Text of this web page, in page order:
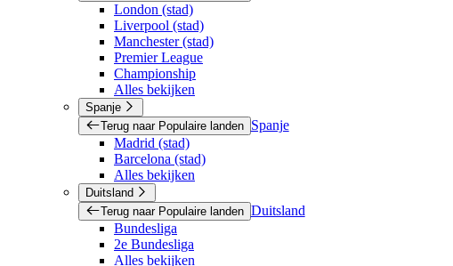
London (stad)
Liverpool (stad)
Manchester (stad)
Premier League
Championship
Alles bekijken
Spanje
Terug naar Populaire landen
Spanje
Madrid (stad)
Barcelona (stad)
Alles bekijken
Duitsland
Terug naar Populaire landen Duitsland
Bundesliga
2e Bundesliga
Alles bekijken